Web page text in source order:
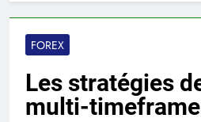
FOREX
Les stratégies
multi-